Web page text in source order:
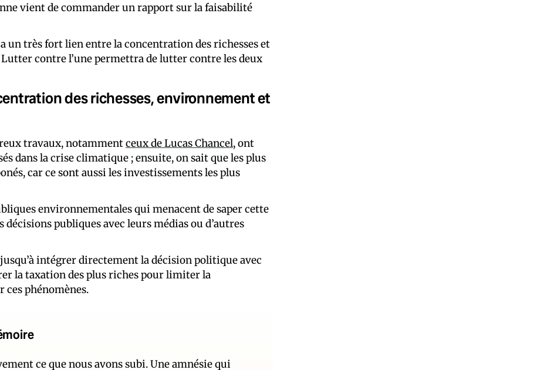
vient de commander un rapport sur la faisabilité
un très fort lien entre la concentration des richesses et
contre l’une permettra de lutter contre les deux
des richesses, environnement et
travaux, notammentceux de Lucas Chancel, ont
dans la crise climatique ; ensuite, on sait que les plus
car ce sont aussi les investissements les plus
environnementales qui menacent de saper cette
publiques avec leurs médias ou d’autres
intégrer directement la décision politique avec
la taxation des plus riches pour limiter la
ces phénomènes.
ce que nous avons subi. Une amnésie qui